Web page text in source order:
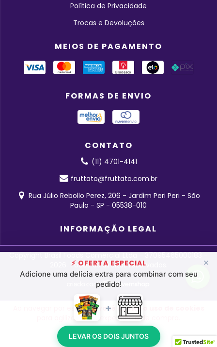
Ao navegar por este sitevocê aceita o uso de cookies
para agilizar a sua experiência de compra.
ENTENDI
Política de Privacidade
Trocas e Devoluções
MEIOS DE PAGAMENTO
FORMAS DE ENVIO
CONTATO
(11) 4701-4141
fruttato@fruttato.com.br
Rua Júlio Rebollo Perez, 206 - Jardim Peri Peri - São
Paulo - SP - 05538-010
INFORMAÇÃO LEGAL
Copyright Brasil Foods Comercial Ltda - 37095465000183 -
2026. Todos os direitos reservados.
×
⚡ OFERTA ESPECIAL
Adicione uma delícia extra para combinar com seu
pedido!
+
LEVAR OS DOIS JUNTOS